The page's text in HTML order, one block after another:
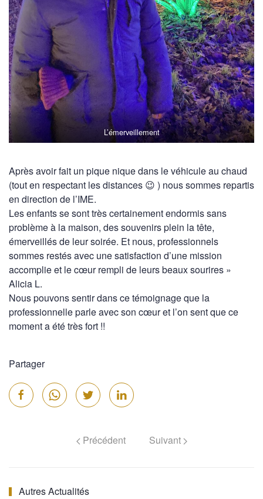
L’émerveillement
Après avoir fait un pique nique dans le véhicule au chaud
(tout en respectant les distances 😉 ) nous sommes repartis
en direction de l’IME.
Les enfants se sont très certainement endormis sans
problème à la maison, des souvenirs plein la tête,
émerveillés de leur soirée. Et nous, professionnels
sommes restés avec une satisfaction d’une mission
accomplie et le cœur rempli de leurs beaux sourires »
Alicia L.
Nous pouvons sentir dans ce témoignage que la
professionnelle parle avec son cœur et l’on sent que ce
moment a été très fort !!
Partager
Précédent Suivant
Autres Actualités